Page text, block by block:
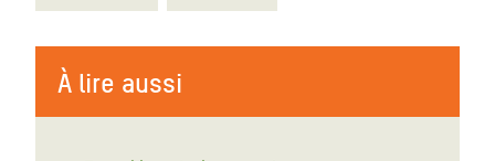
À lire aussi